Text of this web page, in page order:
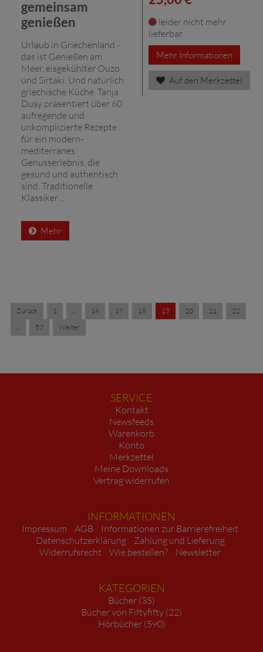
gemeinsam
genießen
Urlaub in Griechenland -
das ist Genießen am
Meer, eisgekühlter Ouzo
und Sirtaki. Und natürlich
griechische Küche. Tanja
Dusy präsentiert über 60
aufregende und
unkomplizierte Rezepte
für ein modern-
mediterranes
Genusserlebnis, die
gesund und authentisch
sind. Traditionelle
Klassiker ...
Mehr
leider nicht mehr
lieferbar
Mehr Informationen
Auf den Merkzettel
Zurück 1 16 17 18 19 20 21
22
57 Weiter
SERVICE
Kontakt
Newsfeeds
Warenkorb
Konto
Merkzettel
Meine Downloads
Vertrag widerrufen
INFORMATIONEN
Impressum AGB
Informationen zur Barrierefreiheit
Datenschutzerklärung
Zahlung und Lieferung
Widerrufsrecht
Wie bestellen? Newsletter
KATEGORIEN
Bücher (35)
Bücher von Fiftyfifty (22)
Hörbücher (590)